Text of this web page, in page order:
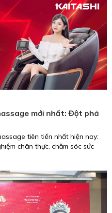
mới nhất: Đột phá
tiên tiến nhất hiện nay:
chân thực, chăm sóc sức